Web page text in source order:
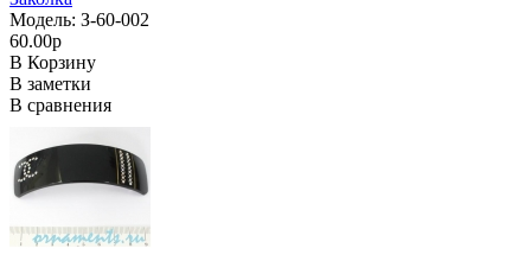
Модель: З-60-002
60.00р
В Корзину
В заметки
В сравнения